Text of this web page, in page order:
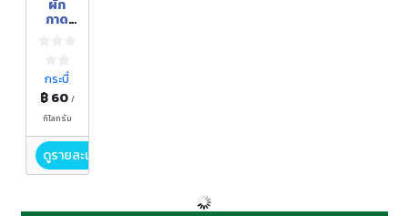
ผัก
กาด
บ้าน
สวน
ปารดา
กระบี่
฿ 60 /
กิโลกรัม
ดูรายละเอียด